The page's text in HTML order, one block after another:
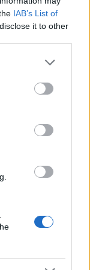
IAB’s List of
it to other
more Google
may click to
party tags to
below Google